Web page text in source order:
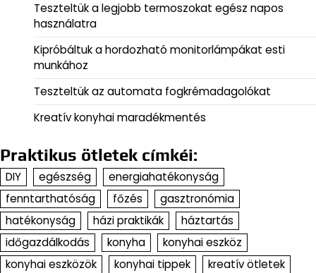
Teszteltük a legjobb termoszokat egész napos
használatra
Kipróbáltuk a hordozható monitorlámpákat esti
munkához
Teszteltük az automata fogkrémadagolókat
Kreatív konyhai maradékmentés
Praktikus ötletek címkéi:
DIY egészség
energiahatékonyság
fenntarthatóság
főzés
gasztronómia
hatékonyság
házi praktikák
háztartás
időgazdálkodás
konyha
konyhai eszköz
konyhai eszközök
konyhai tippek
kreatív ötletek